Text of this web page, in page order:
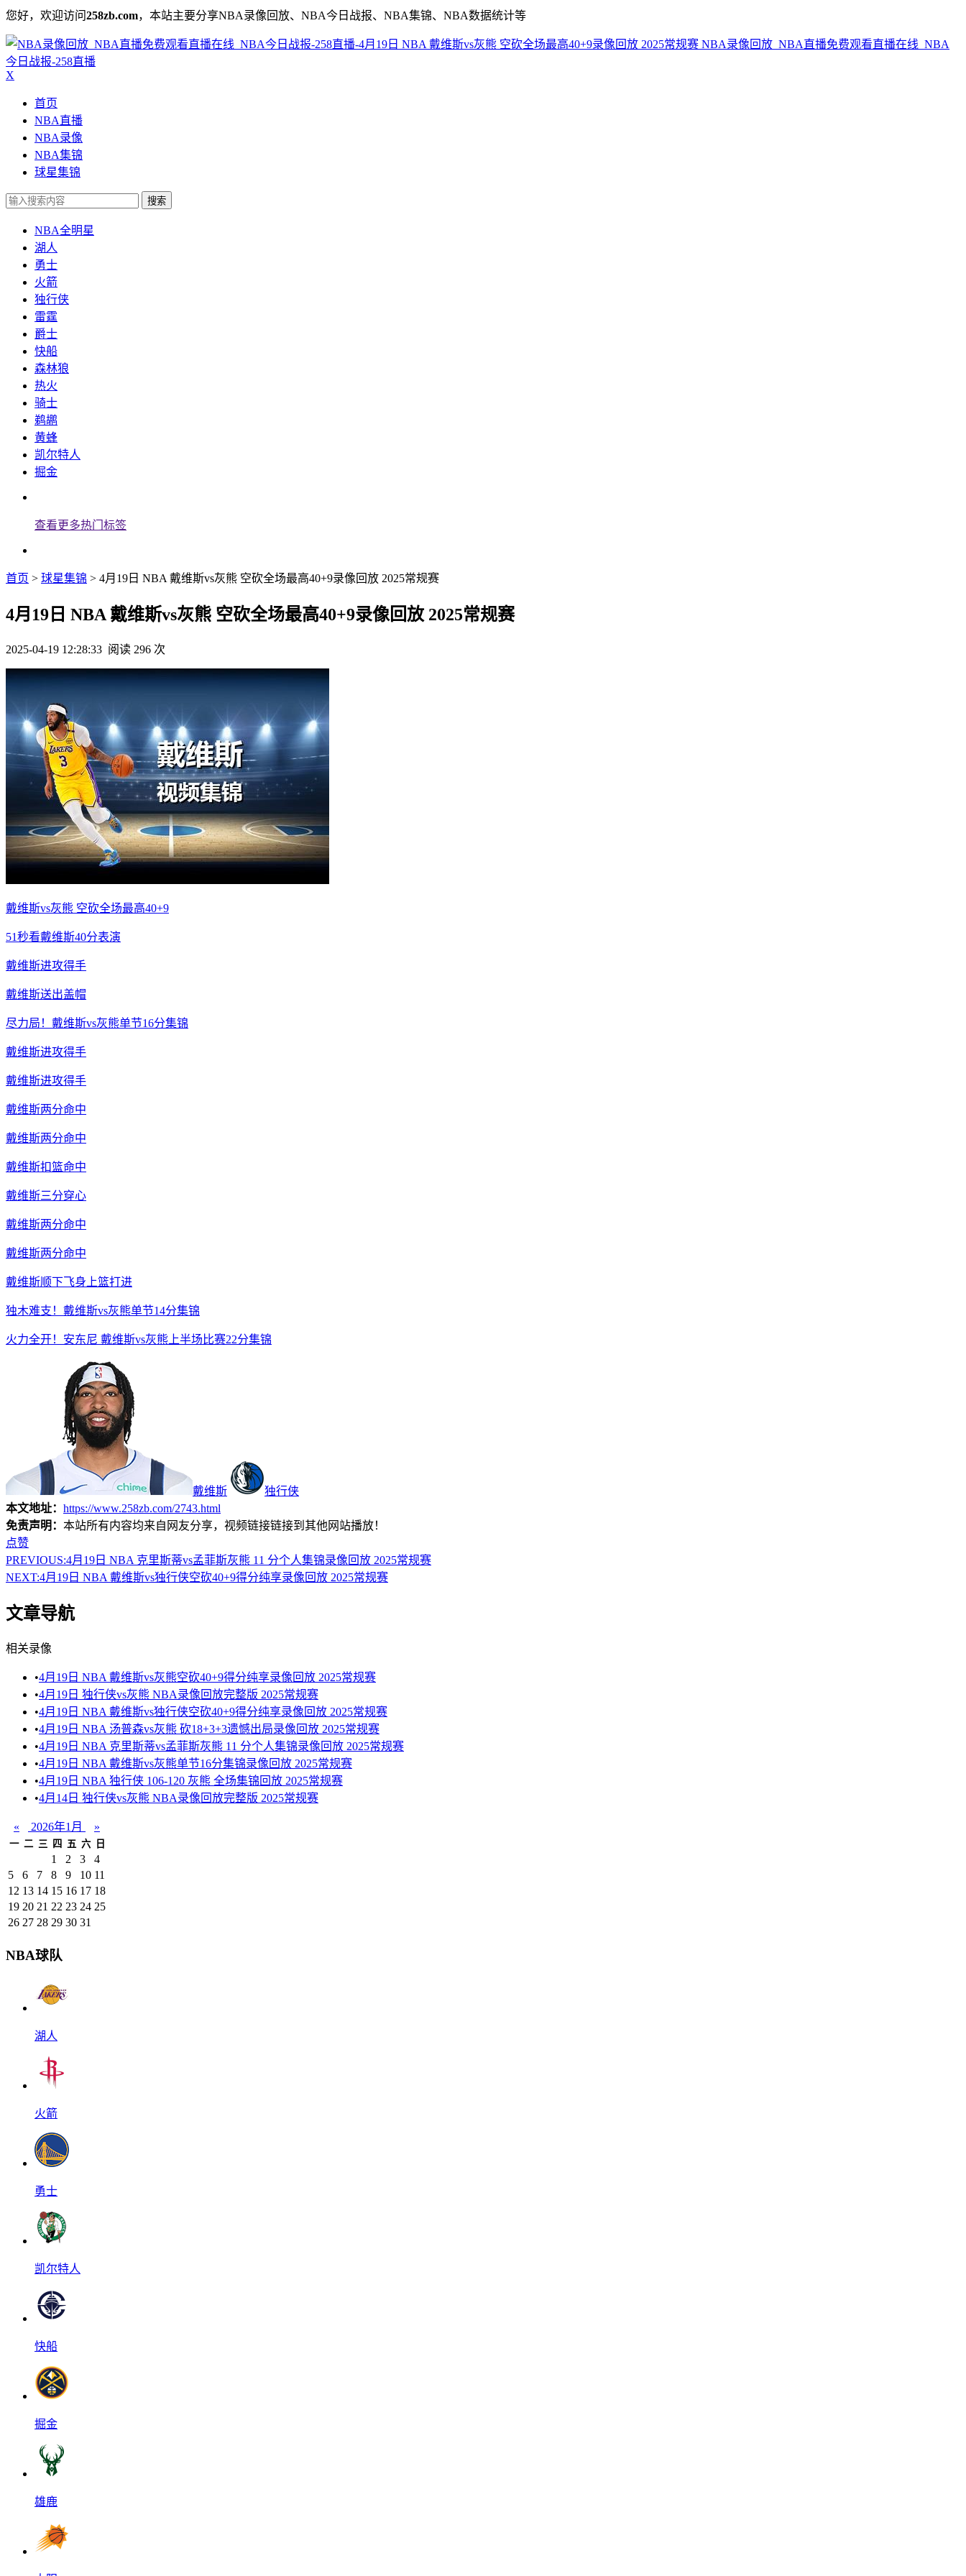
您好，欢迎访问258zb.com，本站主要分享NBA录像回放、NBA今日战报、NBA集锦、NBA数据统计等
NBA录像回放_NBA直播免费观看直播在线_NBA
今日战报-258直播
X
首页
NBA直播
NBA录像
NBA集锦
球星集锦
搜索
NBA全明星
湖人
勇士
火箭
独行侠
雷霆
爵士
快船
森林狼
热火
骑士
鹈鹕
黄蜂
凯尔特人
掘金
查看更多热门标签
首页 > 球星集锦 > 4月19日 NBA 戴维斯vs灰熊 空砍全场最高40+9录像回放 2025常规赛
4月19日 NBA 戴维斯vs灰熊 空砍全场最高40+9录像回放 2025常规赛
2025-04-19 12:28:33 阅读 296 次
戴维斯vs灰熊 空砍全场最高40+9
51秒看戴维斯40分表演
戴维斯进攻得手
戴维斯送出盖帽
尽力局！戴维斯vs灰熊单节16分集锦
戴维斯进攻得手
戴维斯进攻得手
戴维斯两分命中
戴维斯两分命中
戴维斯扣篮命中
戴维斯三分穿心
戴维斯两分命中
戴维斯两分命中
戴维斯顺下飞身上篮打进
独木难支！戴维斯vs灰熊单节14分集锦
火力全开！安东尼 戴维斯vs灰熊上半场比赛22分集锦
戴维斯
独行侠
本文地址： https://www.258zb.com/2743.html
免责声明： 本站所有内容均来自网友分享，视频链接链接到其他网站播放！
点赞
PREVIOUS:4月19日 NBA 克里斯蒂vs孟菲斯灰熊 11 分个人集锦录像回放 2025常规赛
NEXT:4月19日 NBA 戴维斯vs独行侠空砍40+9得分纯享录像回放 2025常规赛
文章导航
相关录像
•4月19日 NBA 戴维斯vs灰熊空砍40+9得分纯享录像回放 2025常规赛
•4月19日 独行侠vs灰熊 NBA录像回放完整版 2025常规赛
•4月19日 NBA 戴维斯vs独行侠空砍40+9得分纯享录像回放 2025常规赛
•4月19日 NBA 汤普森vs灰熊 砍18+3+3遗憾出局录像回放 2025常规赛
•4月19日 NBA 克里斯蒂vs孟菲斯灰熊 11 分个人集锦录像回放 2025常规赛
•4月19日 NBA 戴维斯vs灰熊单节16分集锦录像回放 2025常规赛
•4月19日 NBA 独行侠 106-120 灰熊 全场集锦回放 2025常规赛
•4月14日 独行侠vs灰熊 NBA录像回放完整版 2025常规赛
« 2026年1月 »
一 二 三 四 五 六 日
1 2 3
4
5
6 7 8 9 10 11
12 13 14 15 16 17 18
19 20 21 22 23 24 25
26 27 28 29 30 31
NBA球队
湖人
火箭
勇士
凯尔特人
快船
掘金
雄鹿